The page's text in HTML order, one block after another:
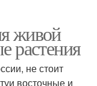
живой
растения
не стоит
восточные и